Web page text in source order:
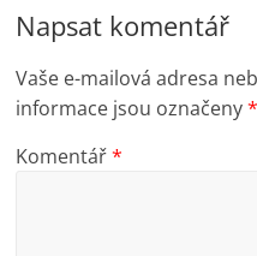
Napsat komentář
Vaše e-mailová adresa
informace jsou označeny*
Komentář*